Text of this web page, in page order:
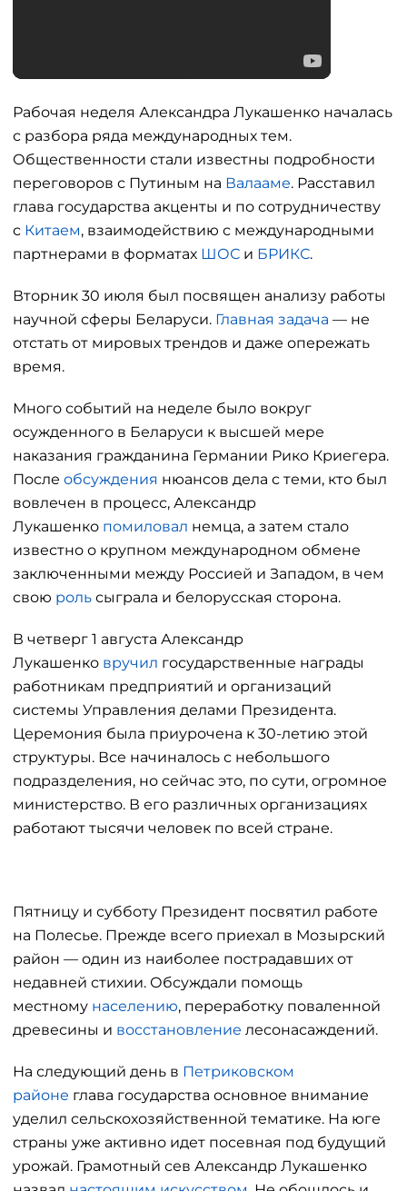
Рабочая неделя Александра Лукашенко началась
с разбора ряда международных тем.
Общественности стали известны подробности
переговоров с Путиным на Валааме. Расставил
глава государства акценты и по сотрудничеству
с Китаем, взаимодействию с международными
партнерами в форматах ШОС и БРИКС.
Вторник 30 июля был посвящен анализу работы
научной сферы Беларуси. Главная задача — не
отстать от мировых трендов и даже опережать
время.
Много событий на неделе было вокруг
осужденного в Беларуси к высшей мере
наказания гражданина Германии Рико Криегера.
После обсуждения нюансов дела с теми, кто был
вовлечен в процесс, Александр
Лукашенко помиловал немца, а затем стало
известно о крупном международном обмене
заключенными между Россией и Западом, в чем
свою роль сыграла и белорусская сторона.
В четверг 1 августа Александр
Лукашенко вручил государственные награды
работникам предприятий и организаций
системы Управления делами Президента.
Церемония была приурочена к 30-летию этой
структуры. Все начиналось с небольшого
подразделения, но сейчас это, по сути, огромное
министерство. В его различных организациях
работают тысячи человек по всей стране.
Пятницу и субботу Президент посвятил работе
на Полесье. Прежде всего приехал в Мозырский
район — один из наиболее пострадавших от
недавней стихии. Обсуждали помощь
местному населению, переработку поваленной
древесины и восстановление лесонасаждений.
На следующий день в Петриковском
районе глава государства основное внимание
уделил сельскохозяйственной тематике. На юге
страны уже активно идет посевная под будущий
урожай. Грамотный сев Александр Лукашенко